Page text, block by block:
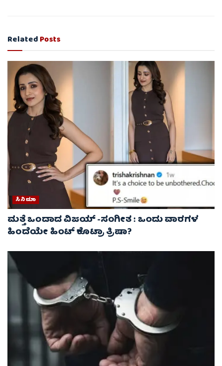
RelatedPosts
ಸಿನಿಮಾ
ಮತ್ತೆ ಒಂದಾದ ವಿಜಯ್ -ಸಂಗೀತ : ಒಂದು ವಾರಗಳ
ಹಿಂದೆಯೇ ಹಿಂಟ್ ಕೊಟ್ರಾ ತ್ರಿಷಾ?